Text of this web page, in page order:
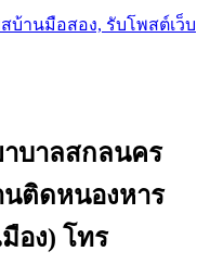
บ้านมือสอง, รับโพสต์เว็บ
บาลสกลนคร
นติดหนองหาร
อง) โทร